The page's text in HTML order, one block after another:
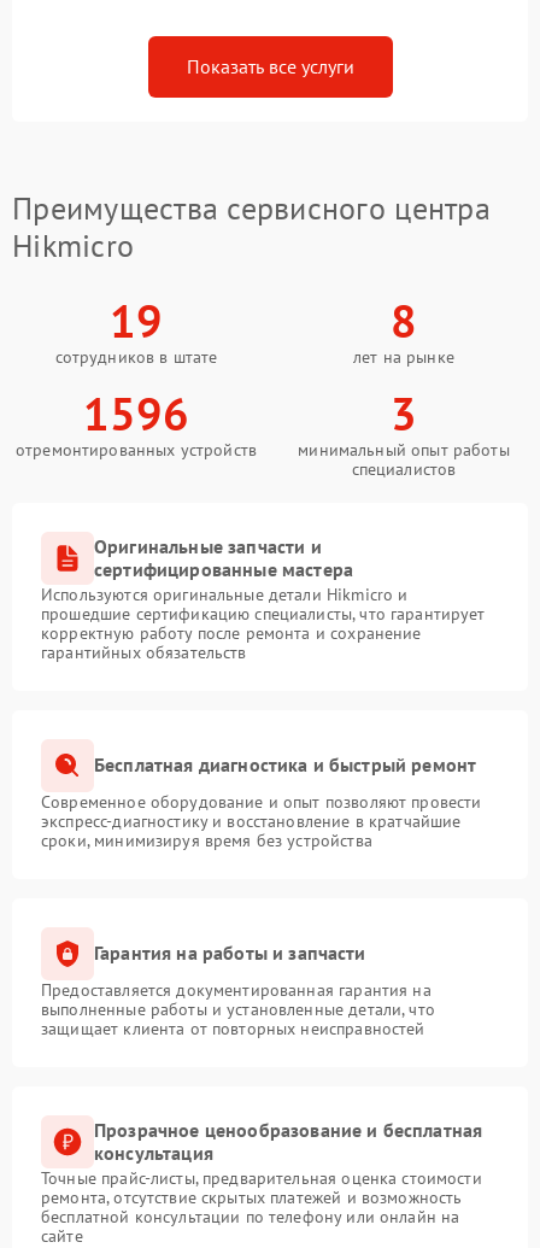
Показать все услуги
Преимущества сервисного центра
Hikmicro
19
сотрудников в штате
8
лет на рынке
1596
отремонтированных устройств
3
минимальный опыт работы
специалистов
Оригинальные запчасти и
сертифицированные мастера
Используются оригинальные детали Hikmicro и
прошедшие сертификацию специалисты, что гарантирует
корректную работу после ремонта и сохранение
гарантийных обязательств
Бесплатная диагностика и быстрый ремонт
Современное оборудование и опыт позволяют провести
экспресс-диагностику и восстановление в кратчайшие
сроки, минимизируя время без устройства
Гарантия на работы и запчасти
Предоставляется документированная гарантия на
выполненные работы и установленные детали, что
защищает клиента от повторных неисправностей
Прозрачное ценообразование и бесплатная
консультация
Точные прайс-листы, предварительная оценка стоимости
ремонта, отсутствие скрытых платежей и возможность
бесплатной консультации по телефону или онлайн на
сайте